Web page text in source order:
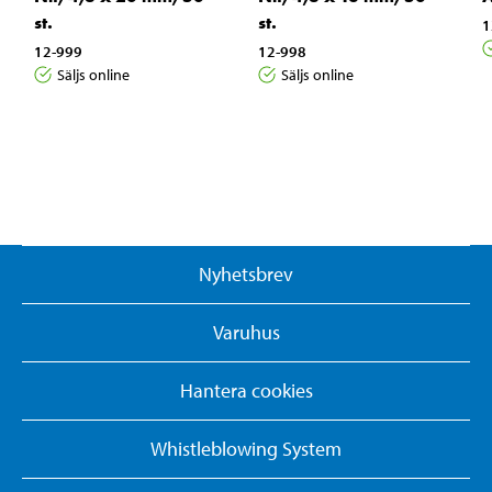
st.
12-999
Säljs online
st.
12-998
Säljs online
Nyhetsbrev
Varuhus
Hantera cookies
Whistleblowing System